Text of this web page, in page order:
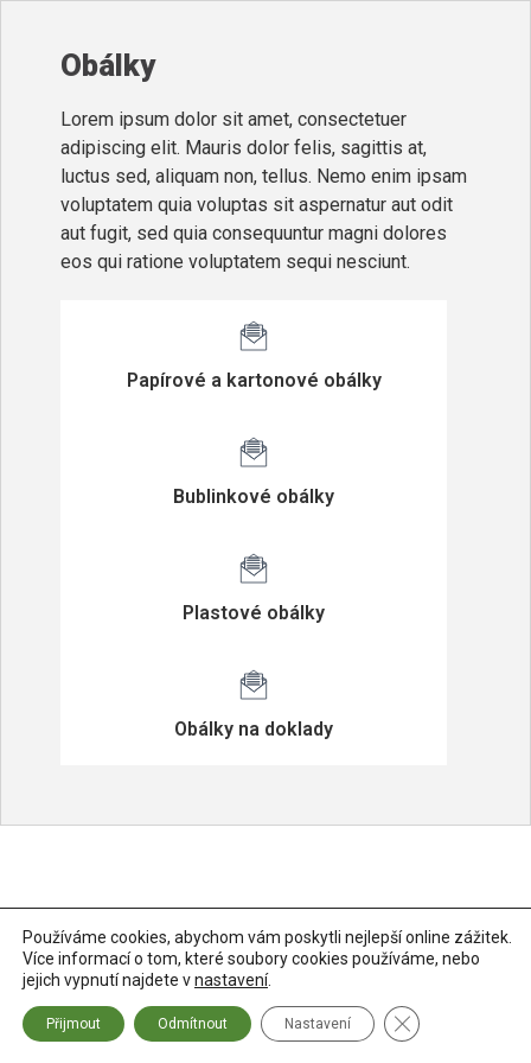
Obálky
Lorem ipsum dolor sit amet, consectetuer
adipiscing elit. Mauris dolor felis, sagittis at,
luctus sed, aliquam non, tellus. Nemo enim ipsam
voluptatem quia voluptas sit aspernatur aut odit
aut fugit, sed quia consequuntur magni dolores
eos qui ratione voluptatem sequi nesciunt.
Papírové a kartonové obálky
Bublinkové obálky
Plastové obálky
Obálky na doklady
Používáme cookies, abychom vám poskytli nejlepší online zážitek.
Více informací o tom, které soubory cookies používáme, nebo
jejich vypnutí najdete vnastavení.
Přijmout Odmítnout Nastavení Zavřít banner